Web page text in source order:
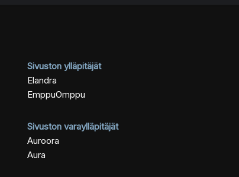
Sivuston ylläpitäjät
Elandra
EmppuOmppu
Sivuston varaylläpitäjät
Auroora
Aura